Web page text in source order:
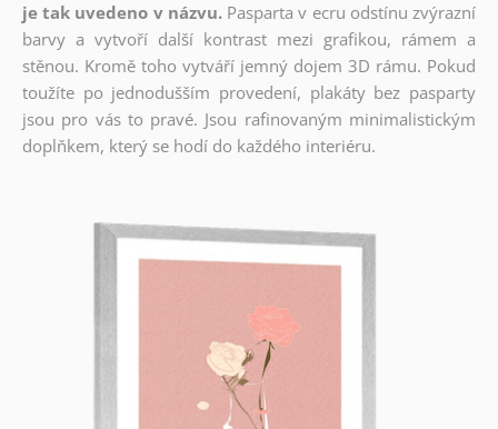
je tak uvedeno v názvu. Pasparta v ecru odstínu zvýrazní
barvy a vytvoří další kontrast mezi grafikou, rámem a
stěnou. Kromě toho vytváří jemný dojem 3D rámu. Pokud
toužíte po jednodušším provedení, plakáty bez pasparty
jsou pro vás to pravé. Jsou rafinovaným minimalistickým
doplňkem, který se hodí do každého interiéru.